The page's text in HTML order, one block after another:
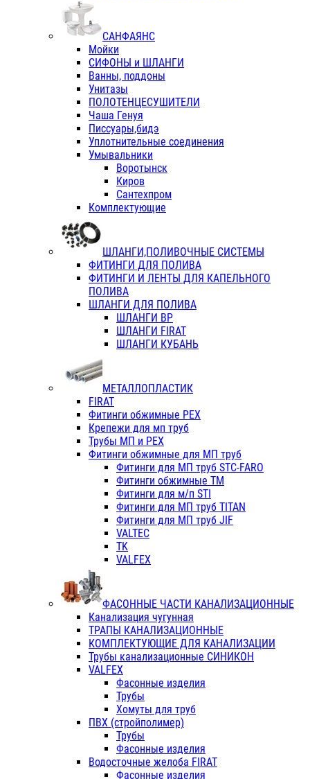
САНФАЯНС
Мойки
СИФОНЫ и ШЛАНГИ
Ванны, поддоны
Унитазы
ПОЛОТЕНЦЕСУШИТЕЛИ
Чаша Генуя
Писсуары,бидэ
Уплотнительные соединения
Умывальники
Воротынск
Киров
Сантехпром
Комплектующие
ШЛАНГИ,ПОЛИВОЧНЫЕ СИСТЕМЫ
ФИТИНГИ ДЛЯ ПОЛИВА
ФИТИНГИ И ЛЕНТЫ ДЛЯ КАПЕЛЬНОГО
ПОЛИВА
ШЛАНГИ ДЛЯ ПОЛИВА
ШЛАНГИ ВР
ШЛАНГИ FIRAT
ШЛАНГИ КУБАНЬ
МЕТАЛЛОПЛАСТИК
FIRAT
Фитинги обжимные PEX
Крепежи для мп труб
Трубы МП и PEX
Фитинги обжимные для МП труб
Фитинги для МП труб STC-FARO
Фитинги обжимные ТМ
Фитинги для м/п STI
Фитинги для МП труб TITAN
Фитинги для МП труб JIF
VALTEC
TK
VALFEX
ФАСОННЫЕ ЧАСТИ КАНАЛИЗАЦИОННЫЕ
Канализация чугунная
ТРАПЫ КАНАЛИЗАЦИОННЫЕ
КОМПЛЕКТУЮЩИЕ ДЛЯ КАНАЛИЗАЦИИ
Трубы канализационные СИНИКОН
VALFEX
Фасонные изделия
Трубы
Хомуты для труб
ПВХ (стройполимер)
Трубы
Фасонные изделия
Водосточные желоба FIRAT
Фасонные изделия